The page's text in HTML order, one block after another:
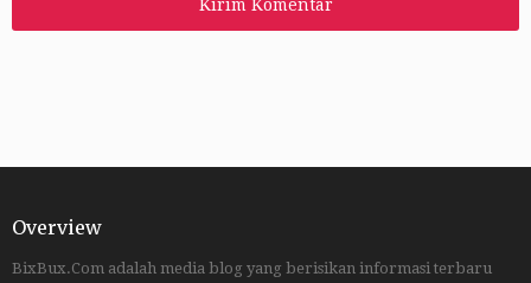
Overview
BixBux.Com adalah media blog yang berisikan informasi terbaru